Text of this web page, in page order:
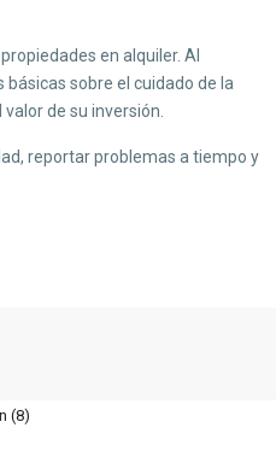
en alquiler. Al
sobre el cuidado de la
de su inversión.
reportar problemas a tiempo y